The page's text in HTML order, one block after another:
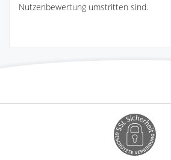
Nutzenbewertung umstritten sind.